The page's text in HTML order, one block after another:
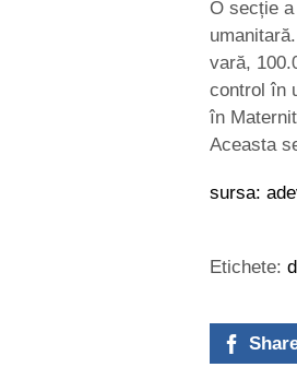
O secție
vară,
control în
în
Aceasta
sursa:
Etichete: